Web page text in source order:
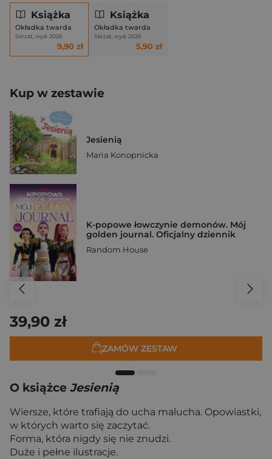
Książka
Okładka twarda
Skrzat, wyd. 2026
9,90 zł
Książka
Okładka twarda
Skrzat, wyd. 2026
5,90 zł
Kup w zestawie
Jesienią
Maria Konopnicka
K-popowe łowczynie demonów. Mój
golden journal. Oficjalny dziennik
Random House
39,90 zł
ZAMÓW ZESTAW
O książce Jesienią
Wiersze, które trafiają do ucha malucha. Opowiastki,
w których warto się zaczytać.
Forma, która nigdy się nie znudzi.
Duże i pełne ilustracje.